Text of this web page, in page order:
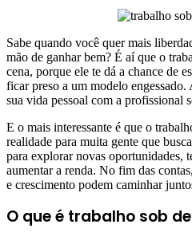
Sabe quando você quer mais
mão de ganhar bem? É aí que o
cena, porque ele te dá a chance de
ficar preso a um modelo
sua vida pessoal com a profissional
E o mais interessante é que o
realidade para muita gente que
para explorar novas oportunidades,
aumentar a renda. No fim das
e crescimento podem caminhar
O que é trabalho sob